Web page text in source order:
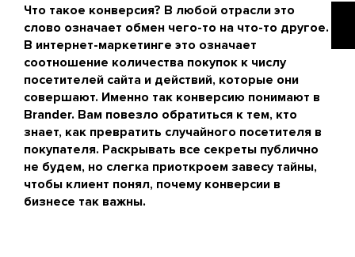
Что такое конверсия? В любой отрасли это
слово означает обмен чего-то на что-то другое.
В интернет-маркетинге это означает
соотношение количества покупок к числу
посетителей сайта и действий, которые они
совершают. Именно так конверсию понимают в
Brander. Вам повезло обратиться к тем, кто
знает, как превратить случайного посетителя в
покупателя. Раскрывать все секреты публично
не будем, но слегка приоткроем завесу тайны,
чтобы клиент понял, почему конверсии в
бизнесе так важны.